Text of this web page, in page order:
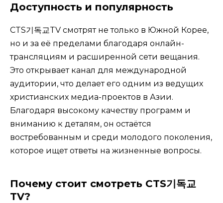
Доступность и популярность
CTS기독교TV смотрят не только в Южной Корее,
но и за её пределами благодаря онлайн-
трансляциям и расширенной сети вещания.
Это открывает канал для международной
аудитории, что делает его одним из ведущих
христианских медиа-проектов в Азии.
Благодаря высокому качеству программ и
вниманию к деталям, он остаётся
востребованным и среди молодого поколения,
которое ищет ответы на жизненные вопросы.
Почему стоит смотреть CTS기독교
TV?